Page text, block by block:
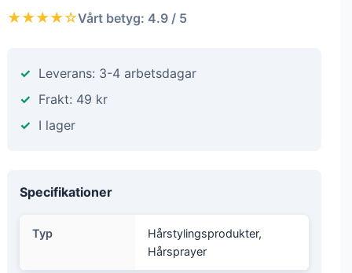
★★★★☆Vårt betyg: 4.9 / 5
Leverans: 3-4 arbetsdagar
Frakt: 49 kr
I lager
Specifikationer
Typ
Hårstylingsprodukter,
Hårsprayer